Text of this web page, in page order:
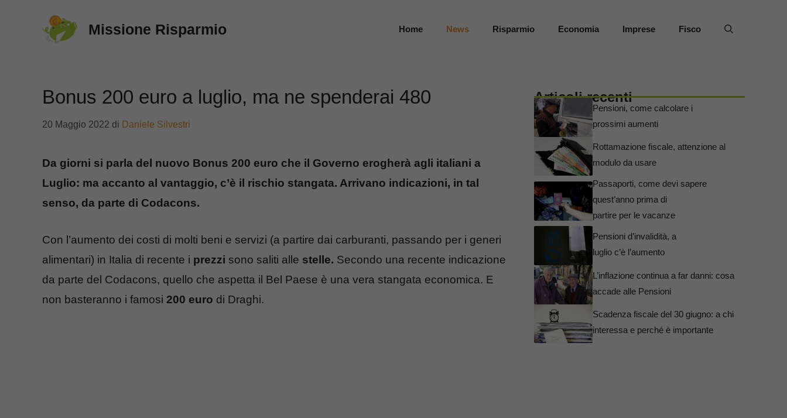
Missione Risparmio Home News Risparmio Economia Imprese Fisco
Bonus 200 euro a luglio, ma ne spenderai 480
20 Maggio 2022 di Daniele Silvestri
Da giorni si parla del nuovo Bonus 200 euro che il Governo erogherà agli italiani a
Luglio: ma accanto al vantaggio, c’è il rischio stangata. Arrivano indicazioni, in tal
senso, da parte di Codacons.
Con l’aumento dei costi di molti beni e servizi (a partire dai carburanti, passando per i generi
alimentari) in Italia di recente i prezzi sono saliti alle stelle. Secondo una recente indicazione
da parte del Codacons, quello che aspetta il Bel Paese è una vera stangata economica. E
non basteranno i famosi 200 euro di Draghi.
Articoli recenti
Pensioni, come calcolare i
prossimi aumenti
Rottamazione fiscale, attenzione al
modulo da usare
Passaporti, come devi sapere
quest’anno prima di
partire per le vacanze
Pensioni d’invalidità, a
luglio c’è l’aumento
L’inflazione continua a far danni: cosa
accade alle Pensioni
Scadenza fiscale del 30 giugno: a chi
interessa e perché è importante